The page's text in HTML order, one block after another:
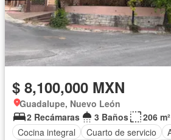
$ 8,100,000 MXN
Guadalupe, Nuevo León
2 Recámaras
3 Baños
206 m²
Cocina integral
Cuarto de servicio